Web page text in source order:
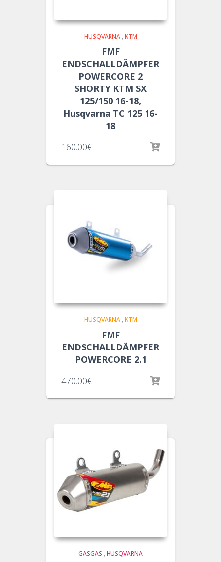
HUSQVARNA, KTM
FMF
ENDSCHALLDÄMPFER
POWERCORE 2
SHORTY KTM SX
125/150 16-18,
Husqvarna TC 125 16-
18
160.00€
HUSQVARNA, KTM
FMF
ENDSCHALLDÄMPFER
POWERCORE 2.1
470.00€
GASGAS , HUSQVARNA